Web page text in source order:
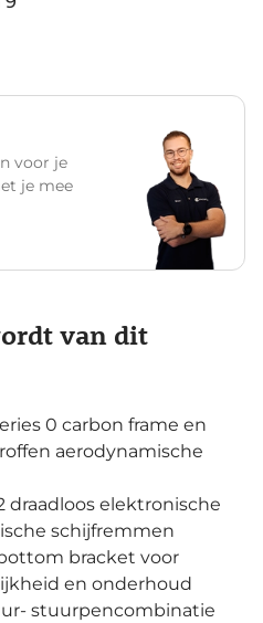
voor je
je mee
van dit
0 carbon frame en
aerodynamische
draadloos elektronische
schijfremmen
bracket voor
en onderhoud
stuurpencombinatie